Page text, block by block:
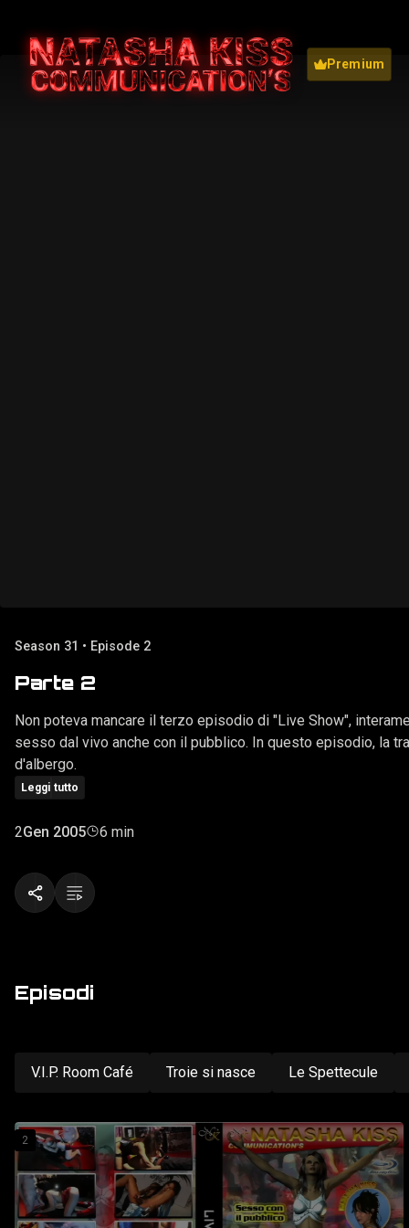
Premium
Season 31 • Episode 2
Parte 2
Non poteva mancare il terzo episodio di "Live Show",
sesso dal vivo anche con il pubblico. In questo episodio, la
d'albergo.
Leggi tutto
2Gen 2005 6 min
Episodi
V.I.P. Room Café Troie si nasce Le Spettecule
2